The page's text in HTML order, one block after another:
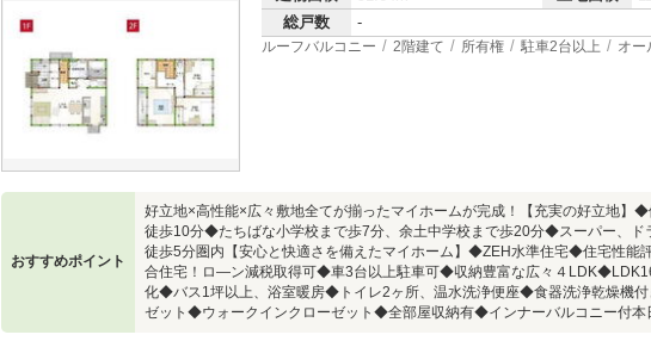
総戸数 -
ルーフバルコニー 2階建て 所有権 駐車2台以上 オー
おすすめポイント
好立地×高性能×広々敷地全てが揃ったマイホームが完成！【充実の好立地
徒歩10分◆たちばな小学校まで歩7分、余土中学校まで歩20分◆スーパー、ド
徒歩5分圏内【安心と快適さを備えたマイホーム】◆ZEH水準住宅◆住宅性能
合住宅！ロ―ン減税取得可◆車3台以上駐車可◆収納豊富な広々４
化◆バス1坪以上、浴室暖房◆トイレ2ヶ所、温水洗浄便座◆食器洗浄乾燥機
ゼット◆ウォークインクローゼット◆全部屋収納有◆インナーバルコニー付本